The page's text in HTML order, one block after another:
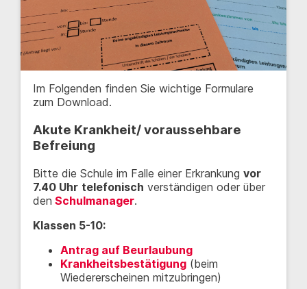
Im Folgenden finden Sie wichtige Formulare
zum Download.
Akute Krankheit/ voraussehbare
Befreiung
Bitte die Schule im Falle einer Erkrankung vor
7.40 Uhr telefonisch verständigen oder über
den Schulmanager.
Klassen 5-10:
Antrag auf Beurlaubung
Krankheitsbestätigung (beim
Wiedererscheinen mitzubringen)